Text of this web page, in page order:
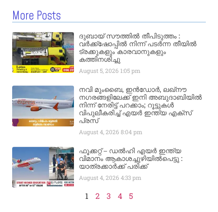
More Posts
ദുബായ് സൗത്തിൽ തീപിടുത്തം :
വർക്ക്‌ഷോപ്പിൽ നിന്ന് പടർന്ന തീയിൽ
ട്രക്കുകളും കാരവാനുകളും
കത്തിനശിച്ചു
August 5, 2026 1:05 pm
നവി മുംബൈ, ഇൻഡോർ, ലഖ്നൗ
നഗരങ്ങളിലേക്ക് ഇനി അബുദാബിയിൽ
നിന്ന് നേരിട്ട് പറക്കാം; റൂട്ടുകൾ
വിപുലീകരിച്ച് എയർ ഇന്ത്യ എക്സ്
പ്രസ്
August 4, 20268:04 pm
ഫൂക്കറ്റ് – ഡൽഹി എയര്‍ ഇന്ത്യ
വിമാനം ആകാശച്ചുഴിയില്‍പെട്ടു :
യാത്രക്കാര്‍ക്ക് പരിക്ക്
August 4, 20264:33 pm
1 2 3 4 5